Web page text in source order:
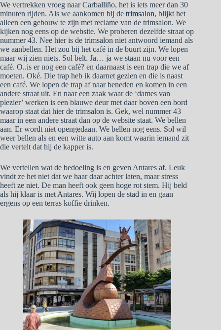
We vertrekken vroeg naar Carballiño, het is iets meer dan 30
minuten rijden. Als we aankomen bij de trimsalon, blijkt het
alleen een gebouw te zijn met reclame van de trimsalon. We
kijken nog eens op de website. We proberen dezelfde straat op
nummer 43. Nee hier is de trimsalon niet antwoord iemand als
we aanbellen. Het zou bij het café in de buurt zijn. We lopen
maar wij zien niets. Sol belt. Ja… ja we staan nu voor een
café. O..is er nog een café? en daarnaast is een trap die we af
moeten. Oké. Die trap heb ik daarnet gezien en die is naast
een café. We lopen de trap af naar beneden en komen in een
andere straat uit. En naar een zaak waar de ‘dames van
plezier’ werken is een blauwe deur met daar boven een bord
waarop staat dat hier de trimsalon is. Gek, wel nummer 43
maar in een andere straat dan op de website staat. We bellen
aan. Er wordt niet opengedaan. We bellen nog eens. Sol wil
weer bellen als en een witte auto aan komt waarin iemand zit
die vertelt dat hij de kapper is.
We vertellen wat de bedoeling is en geven Antares af. Leuk
vindt ze het niet dat we haar daar achter laten, maar stress
heeft ze niet. De man heeft ook geen hoge rot stem. Hij beld
als hij klaar is met Antares. Wij lopen de stad in en gaan
ergens op een terras koffie drinken.